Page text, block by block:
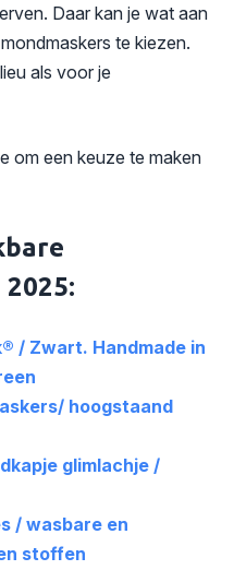
Daar kan je wat aan
te kiezen.
als voor je
om een keuze te maken
/ Zwart. Handmade in
hoogstaand
glimlachje /
/ wasbare en
stoffen